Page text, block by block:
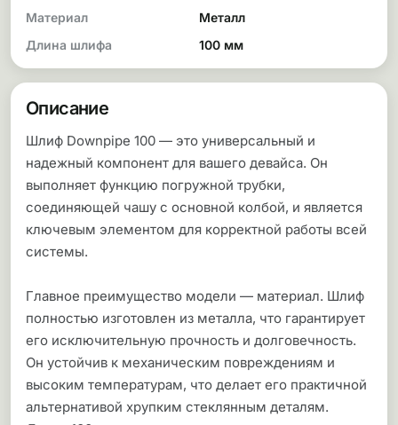
Материал
Металл
Длина шлифа
100 мм
Описание
Шлиф Downpipe 100 — это универсальный и
надежный компонент для вашего девайса. Он
выполняет функцию погружной трубки,
соединяющей чашу с основной колбой, и является
ключевым элементом для корректной работы всей
системы.
Главное преимущество модели — материал. Шлиф
полностью изготовлен из металла, что гарантирует
его исключительную прочность и долговечность.
Он устойчив к механическим повреждениям и
высоким температурам, что делает его практичной
альтернативой хрупким стеклянным деталям.